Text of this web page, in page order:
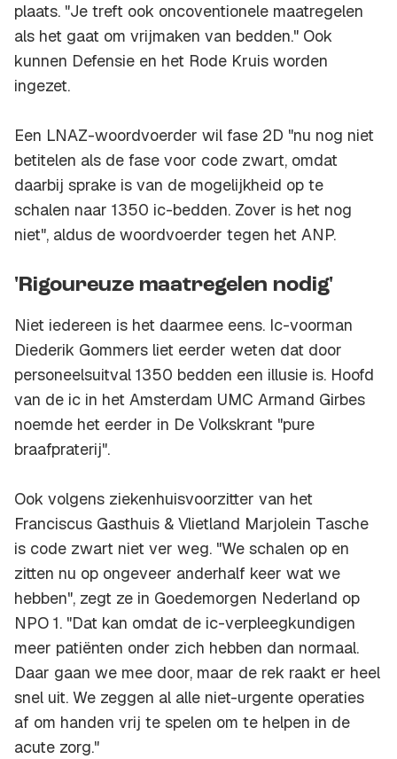
plaats. "Je treft ook oncoventionele maatregelen
als het gaat om vrijmaken van bedden." Ook
kunnen Defensie en het Rode Kruis worden
ingezet.
Een LNAZ-woordvoerder wil fase 2D "nu nog niet
betitelen als de fase voor code zwart, omdat
daarbij sprake is van de mogelijkheid op te
schalen naar 1350 ic-bedden. Zover is het nog
niet", aldus de woordvoerder tegen het ANP.
'Rigoureuze maatregelen nodig'
Niet iedereen is het daarmee eens. Ic-voorman
Diederik Gommers liet eerder weten dat door
personeelsuitval 1350 bedden een illusie is. Hoofd
van de ic in het Amsterdam UMC Armand Girbes
noemde het eerder in De Volkskrant "pure
braafpraterij".
Ook volgens ziekenhuisvoorzitter van het
Franciscus Gasthuis & Vlietland Marjolein Tasche
is code zwart niet ver weg. "We schalen op en
zitten nu op ongeveer anderhalf keer wat we
hebben", zegt ze in Goedemorgen Nederland op
NPO 1. "Dat kan omdat de ic-verpleegkundigen
meer patiënten onder zich hebben dan normaal.
Daar gaan we mee door, maar de rek raakt er heel
snel uit. We zeggen al alle niet-urgente operaties
af om handen vrij te spelen om te helpen in de
acute zorg."